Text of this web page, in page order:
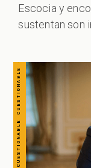
Escocia y
sustentan son